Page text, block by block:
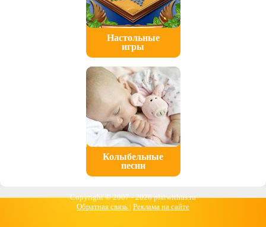
Настольные
игры
Колыбельные
песни
Copyright © 2007 -2026 platwithus.ru
Обратная связь | Реклама на сайте